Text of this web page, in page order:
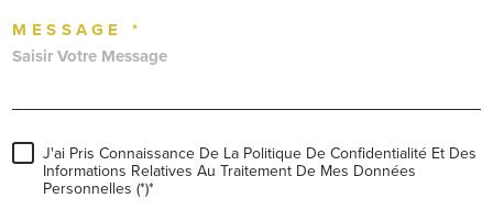
MESSAGE *
J'ai Pris Connaissance De La Politique De Confidentialité Et Des
Informations Relatives Au Traitement De Mes Données
Personnelles (*)*